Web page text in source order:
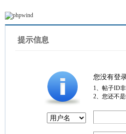
提示信息
您没有登
1、帖子ID
2、您还不